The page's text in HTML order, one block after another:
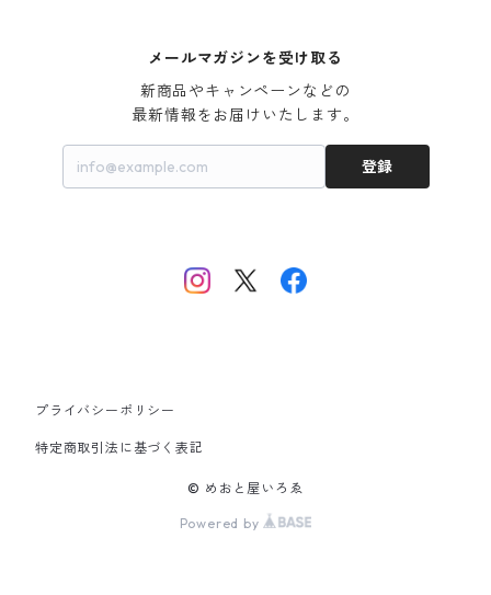
メールマガジンを受け取る
新商品やキャンペーンなどの
最新情報をお届けいたします。
登録
プライバシーポリシー
特定商取引法に基づく表記
© めおと屋いろゑ
Powered by